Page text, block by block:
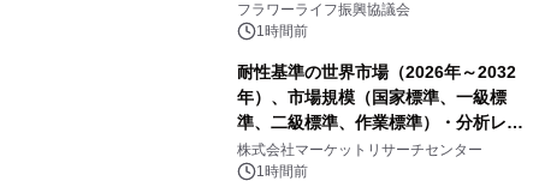
山・射水で開催
フラワーライフ振興協議会
1時間前
耐性基準の世界市場（2026年～2032
年）、市場規模（国家標準、一級標
準、二級標準、作業標準）・分析レポ
ートを発表
株式会社マーケットリサーチセンター
1時間前